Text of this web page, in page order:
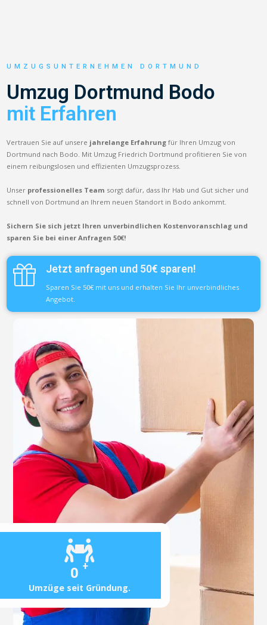
0 +
Umzüge seit Gründung.
UMZUGSUNTERNEHMEN DORTMUND
Umzug Dortmund Bodo
mit Erfahren
Vertrauen Sie auf unsere jahrelange Erfahrung für Ihren Umzug von
Dortmund nach Bodo. Mit Umzug Friedrich Dortmund profitieren Sie von
einem reibungslosen und effizienten Umzugsprozess.
Unser professionelles Team sorgt dafür, dass Ihr Hab und Gut sicher und
schnell von Dortmund an Ihrem neuen Standort in Bodo ankommt.
Sichern Sie sich jetzt Ihren unverbindlichen Kostenvoranschlag und
sparen Sie bei einer Anfragen 50€!
Jetzt anfragen und 50€ sparen!
Sparen Sie 50€ mit uns und erhalten Sie Ihr unverbindliches
Angebot.